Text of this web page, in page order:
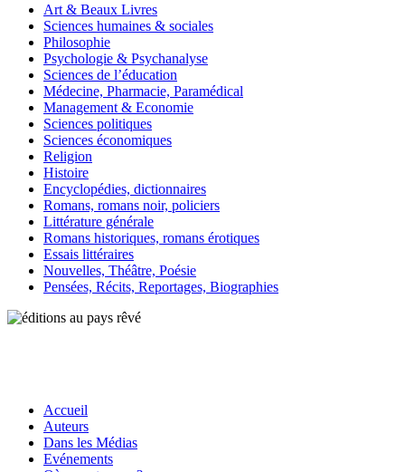
Art & Beaux Livres
Sciences humaines & sociales
Philosophie
Psychologie & Psychanalyse
Sciences de l’éducation
Médecine, Pharmacie, Paramédical
Management & Economie
Sciences politiques
Sciences économiques
Religion
Histoire
Encyclopédies, dictionnaires
Romans, romans noir, policiers
Littérature générale
Romans historiques, romans érotiques
Essais littéraires
Nouvelles, Théâtre, Poésie
Pensées, Récits, Reportages, Biographies
Accueil
Auteurs
Dans les Médias
Evénements